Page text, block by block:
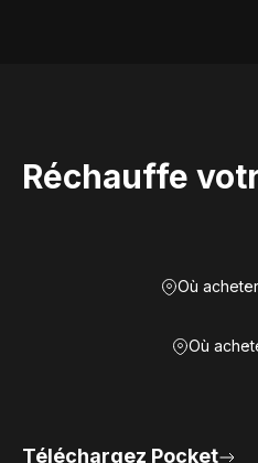
Réchauffe
Où
Où
Téléchargez Pocket